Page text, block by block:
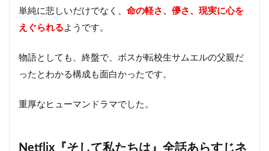
単純に悲しいだけでなく、 命の軽さ、儚さ、現実に心を
えぐられる ようです。
物語としても、終盤で、ボスが転校生サムエルの父親だ
ったとわかる構成も面白かったです。
重厚なヒューマンドラマでした。
Netflix『そして私たちは』全話あらすじネ